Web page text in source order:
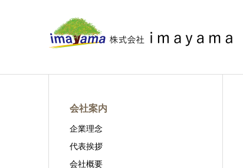
会社案内
企業理念
代表挨拶
会社概要